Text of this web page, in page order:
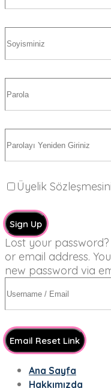
Üyelik
Sign Up
Lost your
or email address.
new password via
Email Reset Link
Ana Sayfa
Hakkımızda